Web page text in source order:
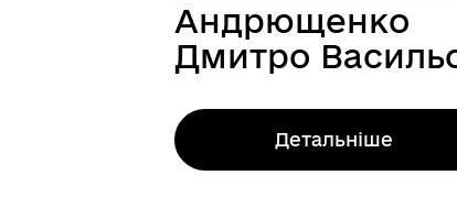
Андрющенко
Дмитро
Детальніше